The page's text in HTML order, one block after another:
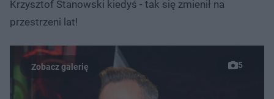
Krzysztof Stanowski kiedyś - tak się zmienił na
przestrzeni lat!
5